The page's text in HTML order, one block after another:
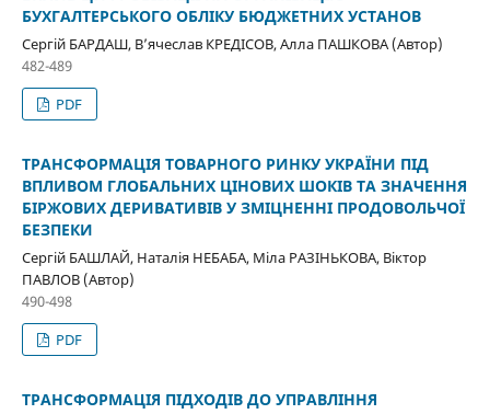
БУХГАЛТЕРСЬКОГО ОБЛІКУ БЮДЖЕТНИХ УСТАНОВ
Сергій БАРДАШ, В’ячеслав КРЕДІСОВ, Алла ПАШКОВА (Автор)
482-489
PDF
ТРАНСФОРМАЦІЯ ТОВАРНОГО РИНКУ УКРАЇНИ ПІД
ВПЛИВОМ ГЛОБАЛЬНИХ ЦІНОВИХ ШОКІВ ТА ЗНАЧЕННЯ
БІРЖОВИХ ДЕРИВАТИВІВ У ЗМІЦНЕННІ ПРОДОВОЛЬЧОЇ
БЕЗПЕКИ
Сергій БАШЛАЙ, Наталія НЕБАБА, Міла РАЗІНЬКОВА, Віктор
ПАВЛОВ (Автор)
490-498
PDF
ТРАНСФОРМАЦІЯ ПІДХОДІВ ДО УПРАВЛІННЯ